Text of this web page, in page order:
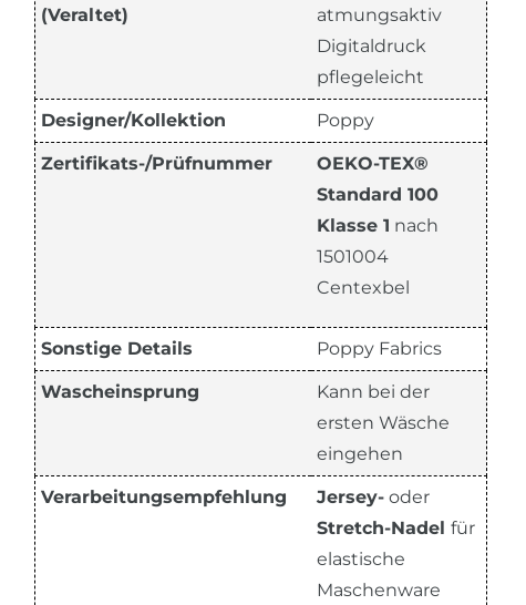
(Veraltet)
atmungsaktiv
Digitaldruck
pflegeleicht
Designer/Kollektion Poppy
Zertifikats-/Prüfnummer
OEKO-TEX®
Standard 100
Klasse 1 nach
1501004
Centexbel
Sonstige Details Poppy Fabrics
Wascheinsprung
Kann bei der
ersten Wäsche
eingehen
Verarbeitungsempfehlung Jersey- oder
Stretch-Nadel für
elastische
Maschenware